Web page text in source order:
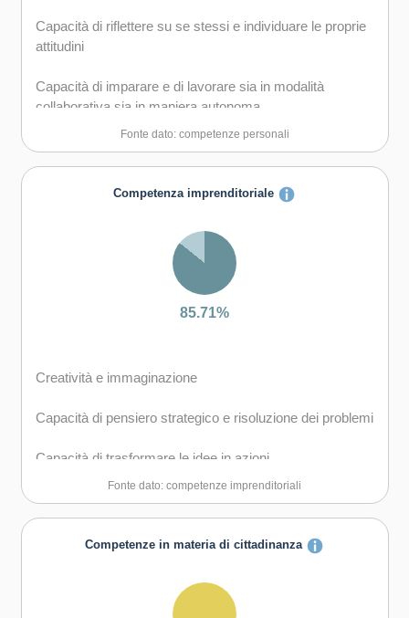
Capacità di riflettere su se stessi e individuare le proprie
attitudini
Capacità di imparare e di lavorare sia in modalità
collaborativa sia in maniera autonoma
Capacità di comunicare costruttivamente in ambienti
Capacità di creare fiducia e provare empatia
Capacità di esprimere e comprendere punti di vista
Capacità di concentrarsi, di riflettere criticamente e di
Capacità di gestire l'incertezza, la complessità e lo
Capacità di favorire il proprio benessere fisico ed
Fonte dato: competenze personali
Competenza imprenditoriale
85.71%
Creatività e immaginazione
Capacità di pensiero strategico e risoluzione dei problemi
Capacità di trasformare le idee in azioni
Capacità di assumere l'iniziativa
gruppo sia in maniera autonoma
Fonte dato: competenze imprenditoriali
Competenze in materia di cittadinanza